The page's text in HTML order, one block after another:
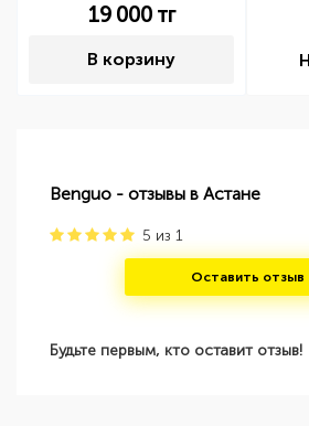
19 000тг
В корзину
Benguo - отзывы в Астане
5 из 1
Оставить отзыв
Будьте первым, кто оставит отзыв!